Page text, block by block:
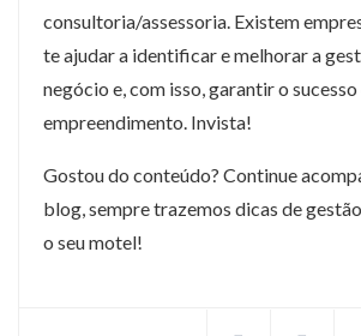
consultoria/assessoria. Existem
te ajudar a identificar e melhorar a
negócio e, com isso, garantir o sucesso
empreendimento. Invista!
Gostou do conteúdo? Continue
blog, sempre trazemos dicas de
o seu motel!